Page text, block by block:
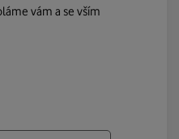
vám a se vším